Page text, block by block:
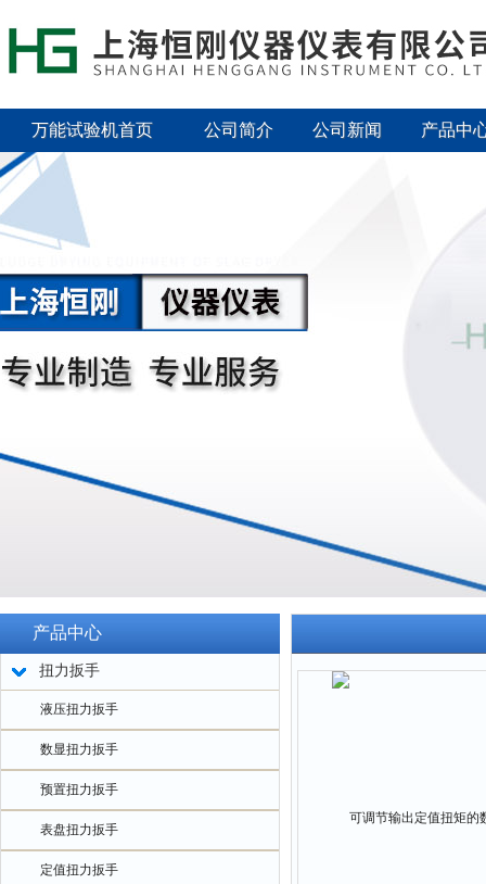
万能试验机首页 公司简介 公司新闻 产品中
产品中心
扭力扳手
液压扭力扳手
数显扭力扳手
预置扭力扳手
表盘扭力扳手
定值扭力扳手